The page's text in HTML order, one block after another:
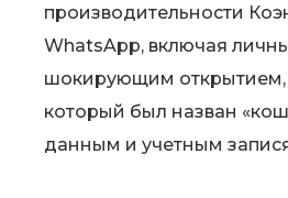
производительности
WhatsApp, включая
шокирующим
который был назван
данным и учетным